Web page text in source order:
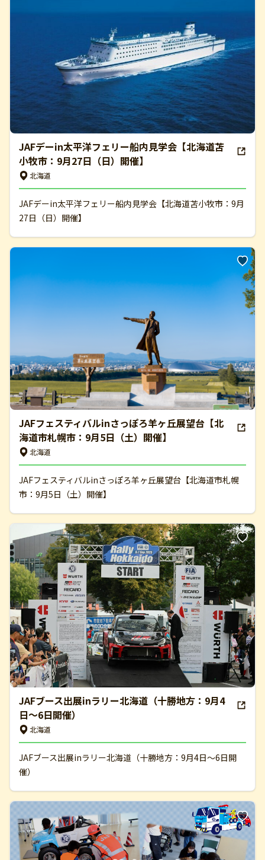
JAFデーin太平洋フェリー船内見学会【北海道苫
小牧市：9月27日（日）開催】
北海道
JAFデーin太平洋フェリー船内見学会【北海道苫小牧市：9月
27日（日）開催】
JAFフェスティバルinさっぽろ羊ヶ丘展望台【北
海道市札幌市：9月5日（土）開催】
北海道
JAFフェスティバルinさっぽろ羊ヶ丘展望台【北海道市札幌
市：9月5日（土）開催】
JAFブース出展inラリー北海道（十勝地方：9月4
日～6日開催）
北海道
JAFブース出展inラリー北海道（十勝地方：9月4日～6日開
催）